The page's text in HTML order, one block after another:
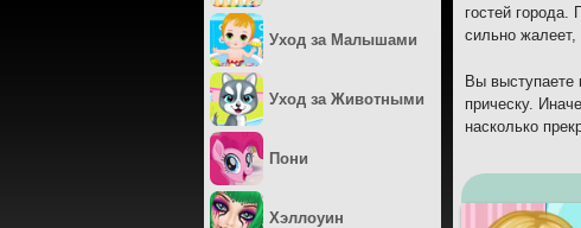
гостей
сильно жалеет,
Вы выступаете
прическу.
насколько
Уход за Малышами
Уход за Животными
Пони
Хэллоуин